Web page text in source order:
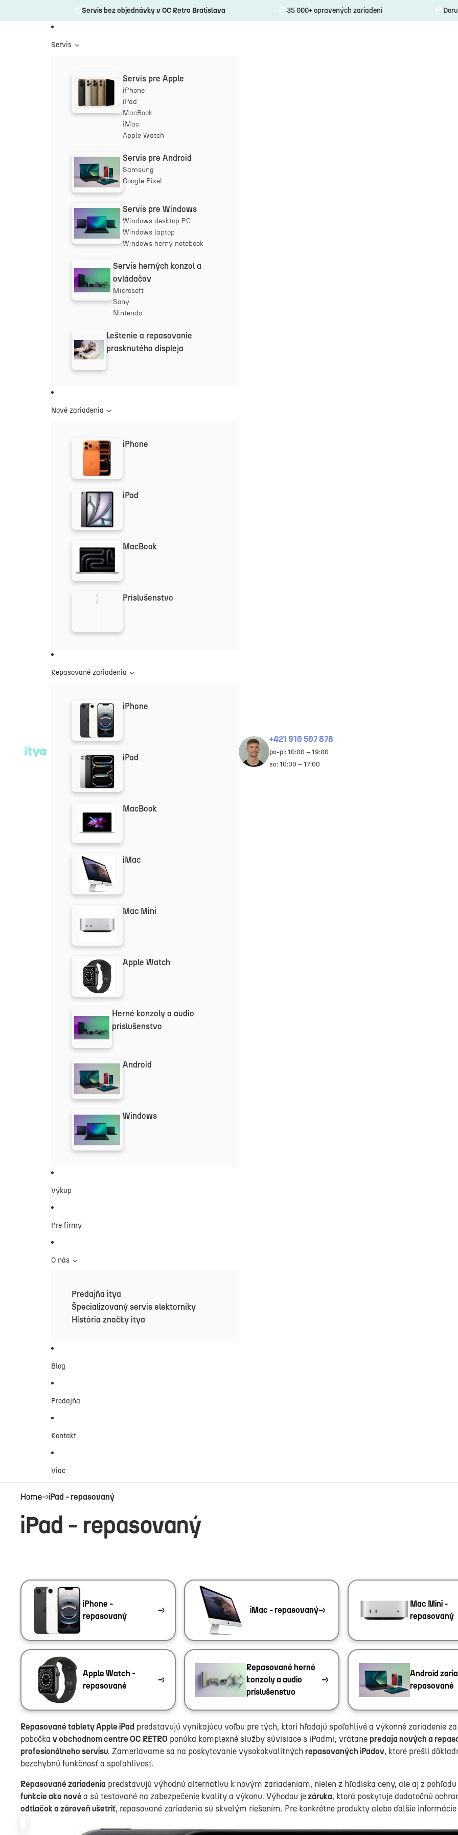
Servis bez objednávky v OC Retro Bratislava 35 000+ opravených zariadení
Servis
Servis pre Apple
iPhone
iPad
MacBook
iMac
Apple Watch
Servis pre Android
Samsung
Google Pixel
Servis pre Windows
Windows desktop PC
Windows laptop
Windows herný notebook
Servis herných konzol a
ovládačov
Microsoft
Sony
Nintendo
Leštenie a repasovanie
prasknutého displeja
Nové zariadenia
iPhone
iPad
MacBook
Príslušenstvo
Repasované zariadenia
iPhone
iPad
MacBook
iMac
Mac Mini
Apple Watch
Herné konzoly a audio
príslušenstvo
Android
Windows
Výkup
Pre firmy
O nás
Predajňa itya
Špecializovaný servis elektorniky
História značky itya
Blog
Predajňa
Kontakt
Viac
+421 910 507 878
po-pi: 10:00 – 19:00
so: 10:00 – 17:00
Home→iPad - repasovaný
iPad - repasovaný
iPhone -
repasovaný
iMac - repasovaný
Mac Mini -
repasovaný
Apple Watch -
repasované
Repasované herné
konzoly a audio
príslušenstvo
Android
repasované
Repasované tablety Apple iPad predstavujú vynikajúcu voľbu pre tých, ktorí hľadajú spoľahlivé a výkonné zariadenie
pobočka v obchodnom centre OC RETRO ponúka komplexné služby súvisiace s iPadmi, vrátane predaja nových a
profesionálneho servisu. Zameriavame sa na poskytovanie vysokokvalitných repasovaných iPadov, ktoré prešli
bezchybnú funkčnosť a spoľahlivosť.
Repasované zariadenia predstavujú výhodnú alternatívu k novým zariadeniam, nielen z hľadiska ceny, ale aj z pohľadu
funkcie ako nové a sú testované na zabezpečenie kvality a výkonu. Výhodou jezáruka, ktorá poskytuje dodatočnú
odtlačok a zároveň ušetriť, repasované zariadenia sú skvelým riešením. Pre konkrétne produkty alebo ďalšie
Apple iPad Pro 13" 2025 M5 512GB Space Black